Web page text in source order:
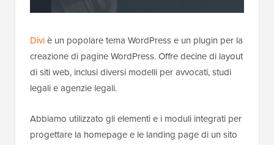
Diviè un popolare tema WordPress e un plugin per la
creazione di pagine WordPress. Offre decine di layout
di siti web, inclusi diversi modelli per avvocati, studi
legali e agenzie legali.
Abbiamo utilizzato gli elementi e i moduli integrati per
progettare la homepage e le landing page di un sito